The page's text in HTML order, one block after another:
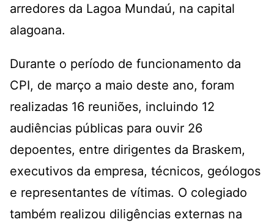
arredores da Lagoa Mundaú, na capital
alagoana.
Durante o período de funcionamento da
CPI, de março a maio deste ano, foram
realizadas 16 reuniões, incluindo 12
audiências públicas para ouvir 26
depoentes, entre dirigentes da Braskem,
executivos da empresa, técnicos, geólogos
e representantes de vítimas. O colegiado
também realizou diligências externas na